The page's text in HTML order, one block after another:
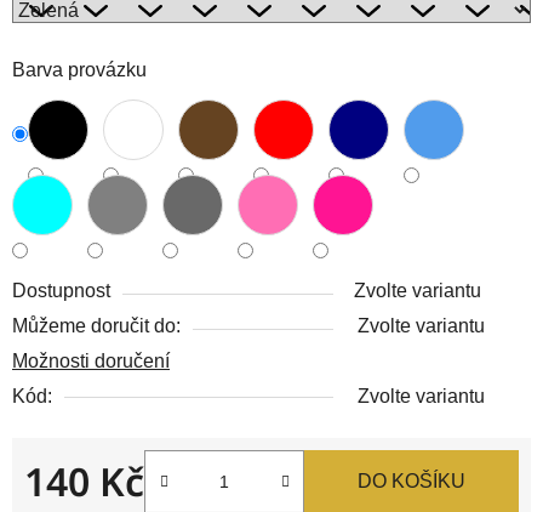
Barva provázku
Dostupnost
Zvolte variantu
Můžeme doručit do:
Zvolte variantu
Možnosti doručení
Kód:
Zvolte variantu
140 Kč DO KOŠÍKU